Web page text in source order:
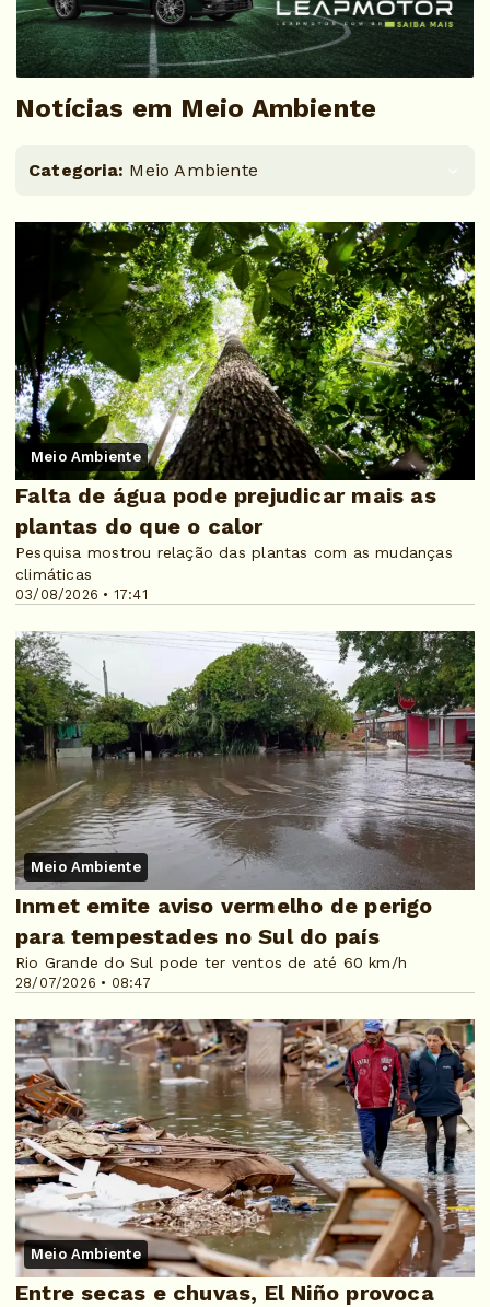
Notícias em Meio Ambiente
Categoria: Meio Ambiente
Meio Ambiente
03/08/2026 • 17:41
Falta de água pode prejudicar mais as
plantas do que o calor
Pesquisa mostrou relação das plantas com as mudanças
climáticas
Meio Ambiente
28/07/2026 • 08:47
Inmet emite aviso vermelho de perigo
para tempestades no Sul do país
Rio Grande do Sul pode ter ventos de até 60 km/h
Meio Ambiente
Entre secas e chuvas, El Niño provoca